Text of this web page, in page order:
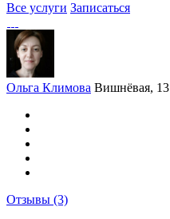
Все услуги Записаться
Ольга Климова Вишнёвая, 13
Отзывы (3)